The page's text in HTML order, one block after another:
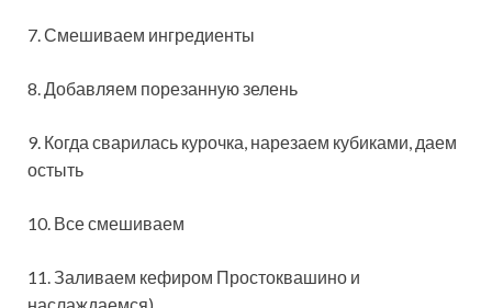
7. Смешиваем ингредиенты
8. Добавляем порезанную зелень
9. Когда сварилась курочка, нарезаем кубиками, даем
остыть
10. Все смешиваем
11. Заливаем кефиром Простоквашино и
наслаждаемся)